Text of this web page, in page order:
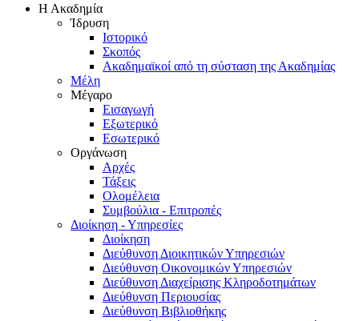
Η Ακαδημία
Ίδρυση
Ιστορικό
Σκοπός
Ακαδημαϊκοί από τη σύσταση της Ακαδημίας
Μέλη
Μέγαρο
Εισαγωγή
Εξωτερικό
Εσωτερικό
Οργάνωση
Αρχές
Τάξεις
Ολομέλεια
Συμβούλια - Επιτροπές
Διοίκηση - Υπηρεσίες
Διοίκηση
Διεύθυνση Διοικητικών Υπηρεσιών
Διεύθυνση Οικονομικών Υπηρεσιών
Διεύθυνση Διαχείρισης Κληροδοτημάτων
Διεύθυνση Περιουσίας
Διεύθυνση Βιβλιοθήκης